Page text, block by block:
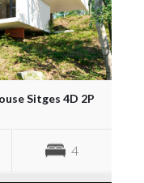
Sitges 4D 2P
4